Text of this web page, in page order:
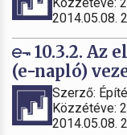
2014.05.08.
10.3.2. Az
(e-napló)
Szerző:
Közzétéve:
2014.05.08.